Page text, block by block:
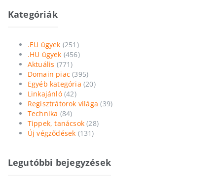
Kategóriák
.EU ügyek (251)
.HU ügyek (456)
Aktuális (771)
Domain piac (395)
Egyéb kategória (20)
Linkajánló(42)
Regisztrátorok világa (39)
Technika (84)
Tippek, tanácsok (28)
Új végződések (131)
Legutóbbi bejegyzések